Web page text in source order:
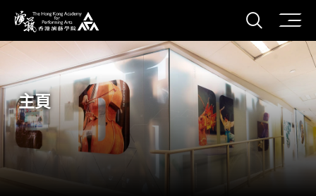
香港演藝學院
打開
主頁